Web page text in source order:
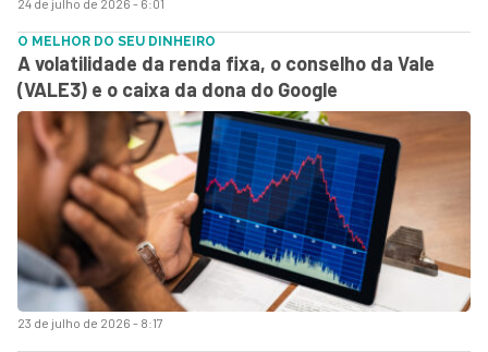
24 de julho de 2026 - 6:01
23 de julho de 2026 - 8:17
O MELHOR DO SEU DINHEIRO
A volatilidade da renda fixa, o conselho da Vale
(VALE3) e o caixa da dona do Google